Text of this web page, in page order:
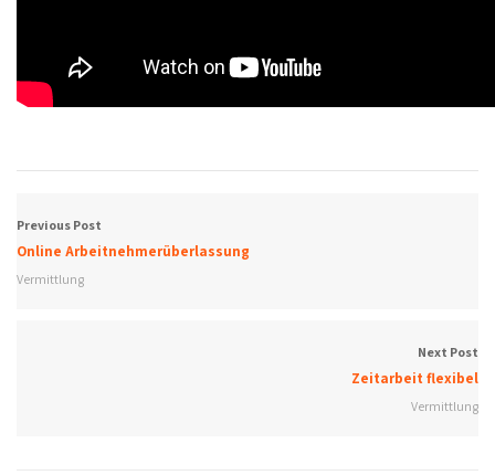
Previous Post
Online Arbeitnehmerüberlassung
Vermittlung
Next Post
Zeitarbeit flexibel
Vermittlung